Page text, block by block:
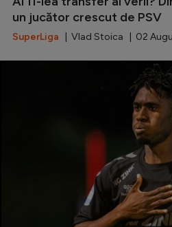
un jucător crescut de PSV
SuperLiga | Vlad Stoica | 02